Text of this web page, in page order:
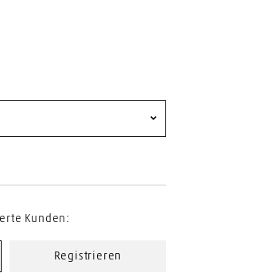
Kunden:
Registrieren